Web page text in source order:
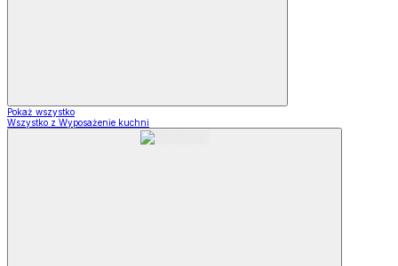
Pokaż wszystko
Wszystko z Wyposażenie kuchni